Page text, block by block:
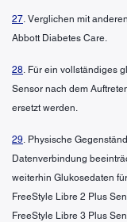
27. Verglichen mit
Abbott Diabetes Care.
28. Für ein vollständiges
Sensor nach dem
ersetzt werden.
29. Physische
Datenverbindung
weiterhin Glukosedaten
FreeStyle Libre 2 Plus
FreeStyle Libre 3 Plus